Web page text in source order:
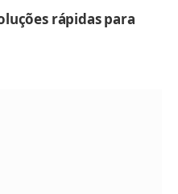
rápidas para